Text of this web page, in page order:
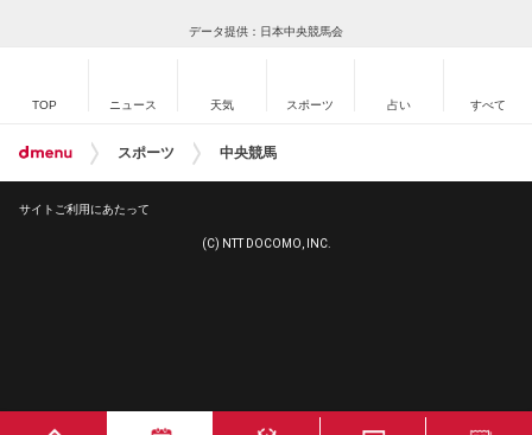
データ提供：日本中央競馬会
TOP ニュース 天気 スポーツ 占い すべて
スポーツ 中央競馬
サイトご利用にあたって
(C) NTT DOCOMO, INC.